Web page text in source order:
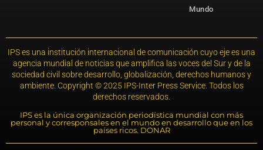
Mundo
IPS es una institución internacional de comunicación cuyo eje es una
agencia mundial de noticias que amplifica las voces del Sur y de la
sociedad civil sobre desarrollo, globalización, derechos humanos y
ambiente. Copyright © 2025 IPS-Inter Press Service. Todos los
derechos reservados.
IPS es la única organización periodística mundial con más
personal y corresponsales en el mundo en desarrollo que en los
países ricos. DONAR